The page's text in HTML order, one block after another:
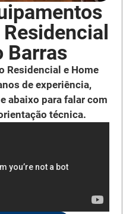
Barras
Residencial e Home
de experiência,
abaixo para falar com
técnica.